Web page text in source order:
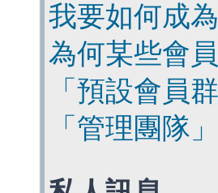
我要如何成
為何某些會
「預設會員
「管理團隊